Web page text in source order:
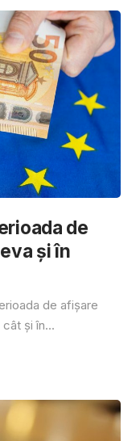
de
și în
de afișare
și în...